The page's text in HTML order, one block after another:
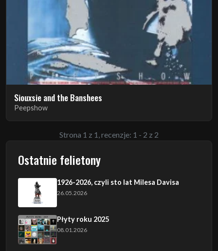
Siouxsie and the Banshees
Peepshow
Strona 1 z 1, recenzje: 1 - 2 z 2
Ostatnie felietony
1926-2026, czyli sto lat Milesa Davisa
26.05.2026
Płyty roku 2025
08.01.2026